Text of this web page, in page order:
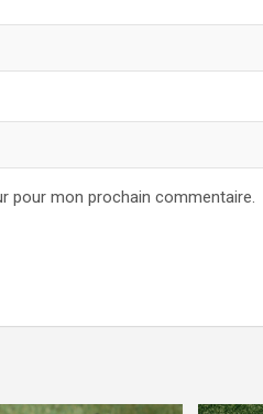
pour mon prochain commentaire.